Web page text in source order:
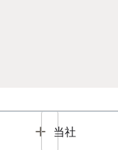
Toggle
当社